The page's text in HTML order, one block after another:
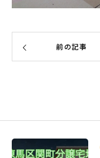
前の記事